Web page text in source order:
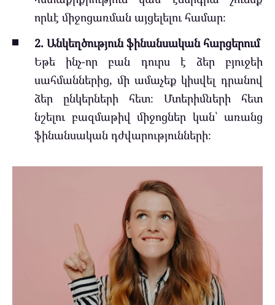
որևէ միջոցառման այցելելու համար։
2. Անկեղծություն ֆինանսական հարցերում
Եթե ինչ-որ բան դուրս է ձեր բյուջեի
սահմաններից, մի ամաչեք կիսվել դրանով
ձեր ընկերների հետ։ Մտերիմների հետ
նշելու բազմաթիվ միջոցներ կան՝ առանց
ֆինանսական դժվարությունների։